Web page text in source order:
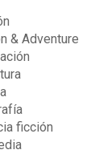
& Adventure
ficción